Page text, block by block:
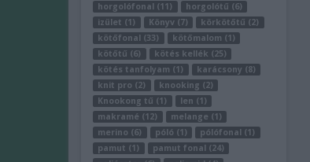
horgolófonal (11)
horgolótű (6)
izület (1)
Könyv (7)
körkötőtű (2)
kötőfonal (33)
kötőmalom (1)
kötőtű (6)
kötés kellék (25)
kötés tanfolyam (1)
karácsony (8)
knit pro (2)
knooking (2)
Knookong tű (1)
len (1)
makramé (12)
melange (1)
merino (6)
póló (1)
pólófonal (1)
pamut (1)
pamut fonal (24)